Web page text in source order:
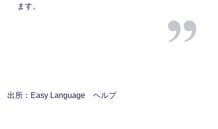
ます。
出所：Easy Language ヘルプ